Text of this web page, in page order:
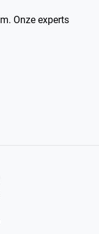
Onze experts